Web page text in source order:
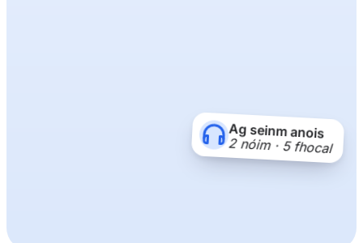
Ag seinm anois
2 nóim · 5 fhocal